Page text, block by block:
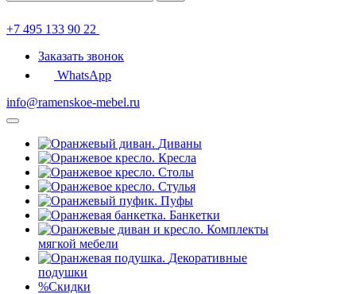
+7 495 133 90 22
Заказать звонок
WhatsApp
info@ramenskoe-mebel.ru
Диваны
Кресла
Столы
Стулья
Пуфы
Банкетки
Комплекты
мягкой мебели
Декоративные
подушки
%Скидки